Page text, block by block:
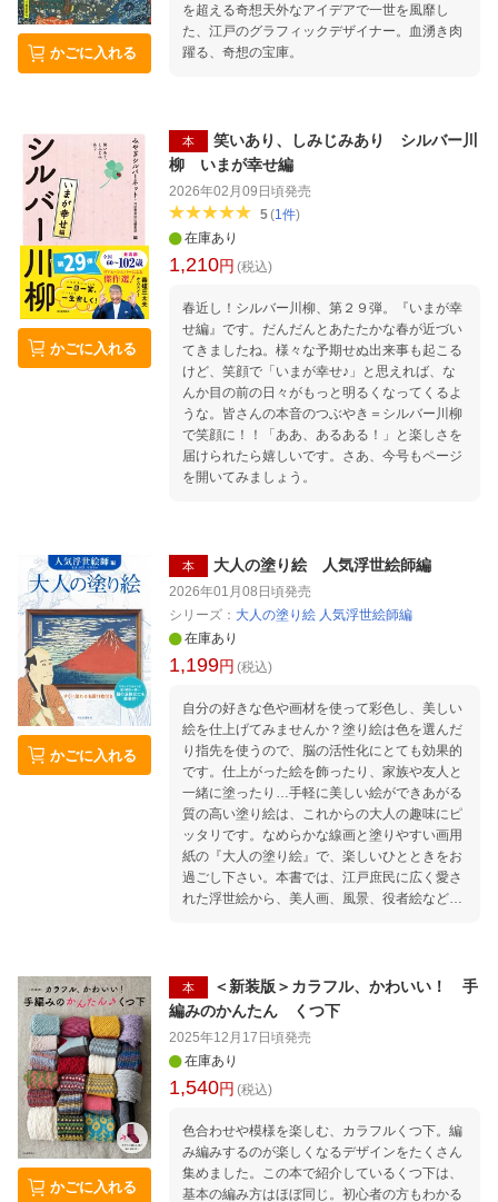
ディアンジェロの音に聞こえるジャズ、その歴
史的変遷 mabanua×BudaMunk ビートメイ
カーが受け継ぐDの遺伝子 常識の外側に踏み
体、なんだったのか 山下壮起 ブラック・メ
サイアとは誰のことなのか？ DevilとGhost─
ght on Singing シンガー、ディアンジェロの
系譜学 林剛 Thought on Players ディアン
ジェロのアンサンブルズ ・ ［ディスクガイ
ド］ Part 1 ディアンジェロ・コレクション45
Part 2 ソウルクエリアンズ重要作35 アボかど
／市川タツキ／上神彰子／小林雅明／島岡奈央
／JAM／高久大輝／つやちゃん／新田晋平／林
剛／二木信／松村正人／矢野利裕／吉田雅史
かごに入れる
を超える奇想天外なアイデアで一世を風靡し
た、江戸のグラフィックデザイナー。血湧き肉
躍る、奇想の宝庫。
かごに入れる
本
笑いあり、しみじみあり シルバー川
柳 いまが幸せ編
2026年02月09日頃発売
5(1件)
在庫あり
1,210円 (税込)
春近し！シルバー川柳、第２９弾。『いまが幸
せ編』です。だんだんとあたたかな春が近づい
てきましたね。様々な予期せぬ出来事も起こる
けど、笑顔で「いまが幸せ♪」と思えれば、な
んか目の前の日々がもっと明るくなってくるよ
うな。皆さんの本音のつぶやき＝シルバー川柳
で笑顔に！！「ああ、あるある！」と楽しさを
届けられたら嬉しいです。さあ、今号もページ
を開いてみましょう。
かごに入れる
本 大人の塗り絵 人気浮世絵師編
2026年01月08日頃発売
シリーズ： 大人の塗り絵 人気浮世絵師編
在庫あり
1,199円 (税込)
自分の好きな色や画材を使って彩色し、美しい
絵を仕上げてみませんか？塗り絵は色を選んだ
り指先を使うので、脳の活性化にとても効果的
です。仕上がった絵を飾ったり、家族や友人と
一緒に塗ったり…手軽に美しい絵ができあがる
質の高い塗り絵は、これからの大人の趣味にピ
ッタリです。なめらかな線画と塗りやすい画用
紙の『大人の塗り絵』で、楽しいひとときをお
過ごし下さい。本書では、江戸庶民に広く愛さ
れた浮世絵から、美人画、風景、役者絵など色
かごに入れる
本
＜新装版＞カラフル、かわいい！ 手
編みのかんたん くつ下
2025年12月17日頃発売
在庫あり
1,540円 (税込)
色合わせや模様を楽しむ、カラフルくつ下。編
み編みするのが楽しくなるデザインをたくさん
集めました。この本で紹介しているくつ下は、
基本の編み方はほぼ同じ。初心者の方もわかる